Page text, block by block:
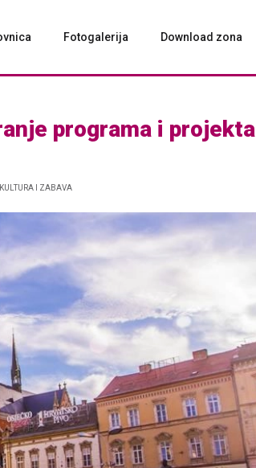
Fotogalerija Download zona
programa i projekta
KULTURA I ZABAVA